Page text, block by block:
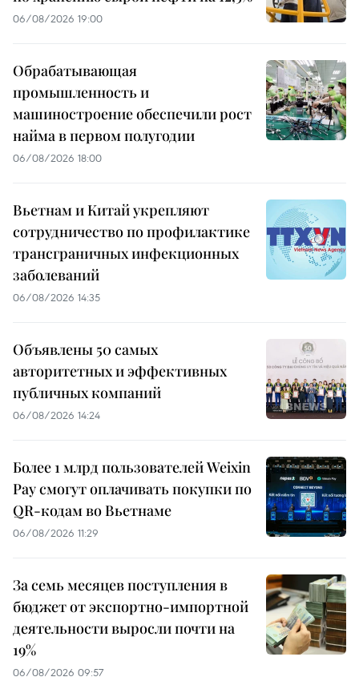
06/08/2026 19:00
Обрабатывающая
промышленность и
машиностроение обеспечили рост
найма в первом полугодии
06/08/2026 18:00
Вьетнам и Китай укрепляют
сотрудничество по профилактике
трансграничных инфекционных
заболеваний
06/08/2026 14:35
Объявлены 50 самых
авторитетных и эффективных
публичных компаний
06/08/2026 14:24
Более 1 млрд пользователей Weixin
Pay смогут оплачивать покупки по
QR-кодам во Вьетнаме
06/08/2026 11:29
За семь месяцев поступления в
бюджет от экспортно-импортной
деятельности выросли почти на
19%
06/08/2026 09:57